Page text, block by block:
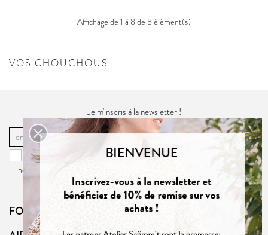
Affichage de 1 à 8 de 8 élément(s)
VOS CHOUCHOUS
Je m'inscris à la newsletter !
OK
Vous pouvez vous désinscrire à tout moment. Vous trouverez pour cela
nos informations de contact dans la
du site.
FOLLOW US